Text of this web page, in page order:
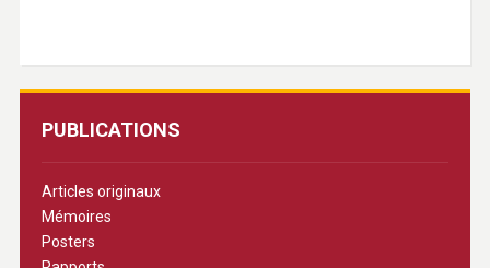
PUBLICATIONS
Articles originaux
Mémoires
Posters